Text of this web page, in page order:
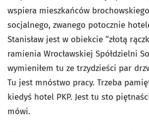
wspiera mieszkańców
socjalnego, zwanego potocznie
Stanisław jest w obiekcie “złotą
ramienia Wrocławskiej Spółdzielni
wymieniłem tu ze trzydzieści par
Tu jest mnóstwo pracy. Trzeba
kiedyś hotel PKP. Jest tu sto
mówi.